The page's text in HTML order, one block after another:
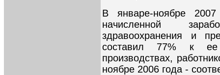
В январе-ноябре 2007
начисленной
здравоохранения и
составил 77% к
производствах,
ноябре 2006 года -